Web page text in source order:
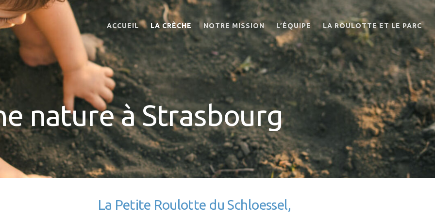
ACCUEIL LA CRÈCHE NOTRE MISSION L’ÉQUIPE LA ROULOTTE ET LE PARC
nature à Strasbourg
La Petite Roulotte du Schloessel,